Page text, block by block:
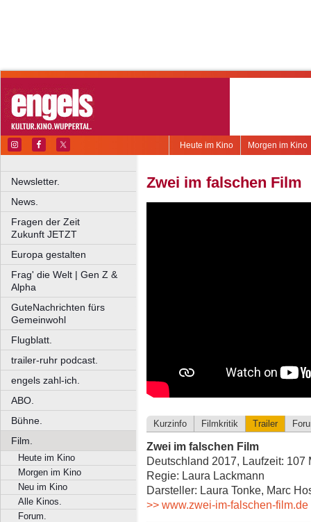
Morgen im Kino
Heute im Kino
Newsletter.
News.
Fragen der Zeit
Zukunft JETZT
Europa gestalten
Frag' die Welt | Gen Z &
Alpha
GuteNachrichten fürs
Gemeinwohl
Flugblatt.
trailer-ruhr podcast.
engels zahl-ich.
ABO.
Bühne.
Film.
Heute im Kino
Morgen im Kino
Neu im Kino
Alle Kinos.
Forum.
Zwei im falschen Film
Kurzinfo Filmkritik Trailer
Zwei im falschen Film
Deutschland 2017, Laufzeit: 107
Regie: Laura Lackmann
Darsteller: Laura Tonke, Marc
>> www.zwei-im-falschen-film.de